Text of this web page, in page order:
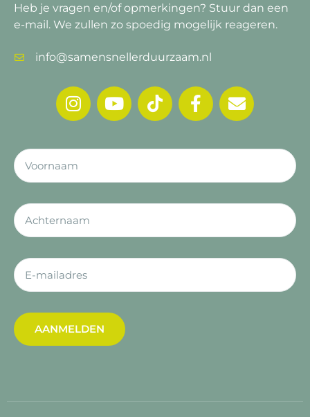
Heb je vragen en/of opmerkingen? Stuur dan een
e-mail. We zullen zo spoedig mogelijk reageren.
info@samensnellerduurzaam.nl
AANMELDEN